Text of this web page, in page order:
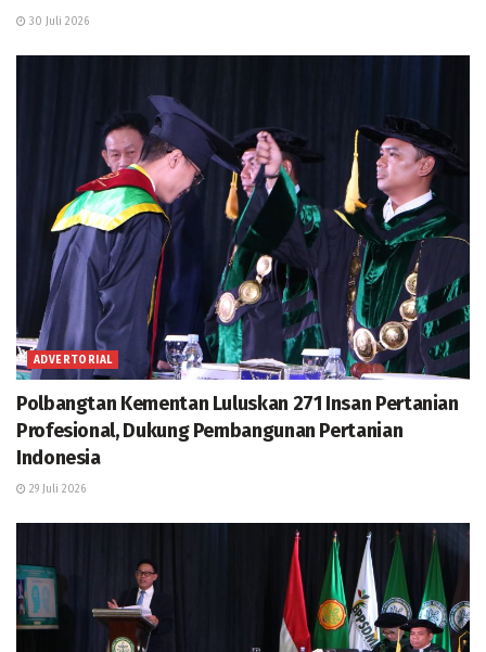
30 Juli 2026
ADVERTORIAL
Polbangtan Kementan Luluskan 271 Insan Pertanian
Profesional, Dukung Pembangunan Pertanian
Indonesia
29 Juli 2026